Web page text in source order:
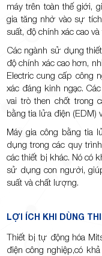
máy trên toàn thế giới,
gia tăng nhờ vào sự
suất, độ chính xác cao
Các ngành sử dụng
độ chính xác cao hơn,
Electric cung cấp công
xác đáng kinh ngạc.
vai trò then chốt trong
bằng tia lửa điện (EDM)
Máy gia công bằng tia
dụng trong các quy
các thiết bị khác. Nó có
sử dụng con người,
suất và chất lượng.
LỢI ÍCH KHI DÙNG
Thiết bị tự động hóa
điện công nghiệp,có